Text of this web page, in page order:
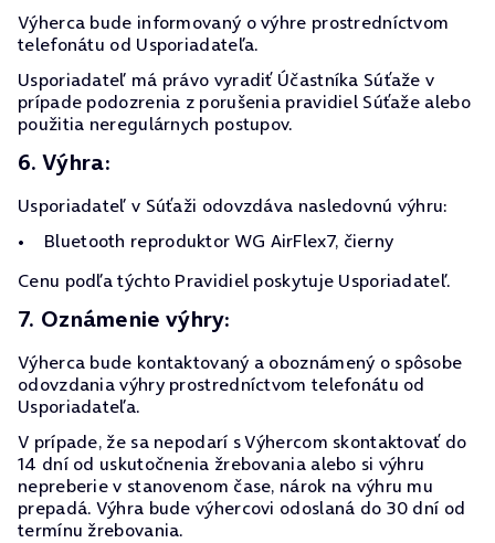
Výherca bude informovaný o výhre prostredníctvom
telefonátu od Usporiadateľa.
Usporiadateľ má právo vyradiť Účastníka Súťaže v
prípade podozrenia z porušenia pravidiel Súťaže alebo
použitia neregulárnych postupov.
6. Výhra:
Usporiadateľ v Súťaži odovzdáva nasledovnú výhru:
Bluetooth reproduktor WG AirFlex7, čierny
Cenu podľa týchto Pravidiel poskytuje Usporiadateľ.
7. Oznámenie výhry:
Výherca bude kontaktovaný a oboznámený o spôsobe
odovzdania výhry prostredníctvom telefonátu od
Usporiadateľa.
V prípade, že sa nepodarí s Výhercom skontaktovať do
14 dní od uskutočnenia žrebovania alebo si výhru
nepreberie v stanovenom čase, nárok na výhru mu
prepadá. Výhra bude výhercovi odoslaná do 30 dní od
termínu žrebovania.